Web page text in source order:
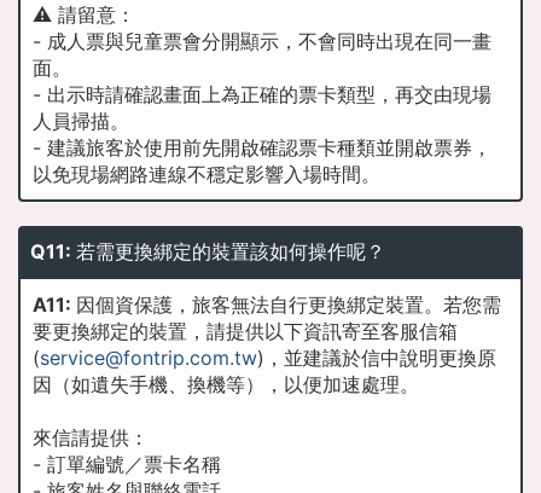
⚠️ 請留意：
- 成人票與兒童票會分開顯示，不會同時出現在同一畫
面。
- 出示時請確認畫面上為正確的票卡類型，再交由現場
人員掃描。
- 建議旅客於使用前先開啟確認票卡種類並開啟票券，
以免現場網路連線不穩定影響入場時間。
Q11: 若需更換綁定的裝置該如何操作呢？
A11: 因個資保護，旅客無法自行更換綁定裝置。若您需
要更換綁定的裝置，請提供以下資訊寄至客服信箱
(service@fontrip.com.tw)，並建議於信中說明更換原
因（如遺失手機、換機等），以便加速處理。
來信請提供：
- 訂單編號／票卡名稱